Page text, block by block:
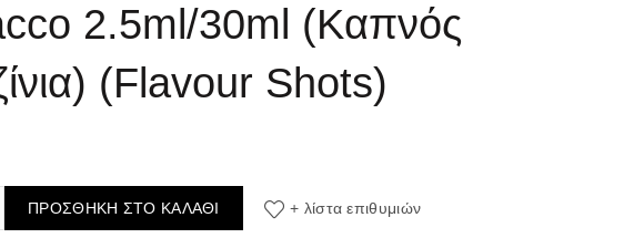
2.5ml/30ml (Καπνός
(Flavour Shots)
Intense Plus Bright Tobacco 2.5ml/30ml (Καπνός Βιρτζίνια) (Flavour Shots) ποσότητα
ΠΡΟΣΘΉΚΗ ΣΤΟ ΚΑΛΆΘΙ + λίστα επιθυμιών